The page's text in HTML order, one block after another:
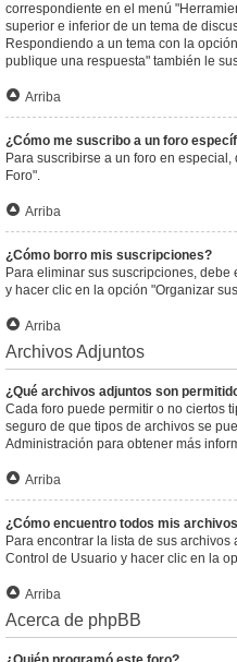
correspondiente en el menú
superior e inferior de un tema de
Respondiendo a un tema con la
publique una respuesta" también le
Arriba
¿Cómo me suscribo a un foro
Para suscribirse a un foro en
Foro".
Arriba
¿Cómo borro mis suscripciones?
Para eliminar sus suscripciones,
y hacer clic en la opción "Organizar
Arriba
Archivos Adjuntos
¿Qué archivos adjuntos son
Cada foro puede permitir o no ciertos
seguro de que tipos de archivos se
Administración para obtener más
Arriba
¿Cómo encuentro todos mis
Para encontrar la lista de sus
Control de Usuario y hacer clic en la
Arriba
Acerca de phpBB